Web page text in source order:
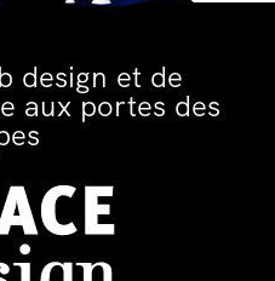
design et de
aux portes des